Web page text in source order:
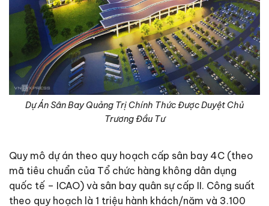
Dự Án Sân Bay Quảng Trị Chính Thức Được Duyệt Chủ
Trương Đầu Tư
Quy mô dự án theo quy hoạch cấp sân bay 4C (theo
mã tiêu chuẩn của Tổ chức hàng không dân dụng
quốc tế – ICAO) và sân bay quân sự cấp II. Công suất
theo quy hoạch là 1 triệu hành khách/năm và 3.100